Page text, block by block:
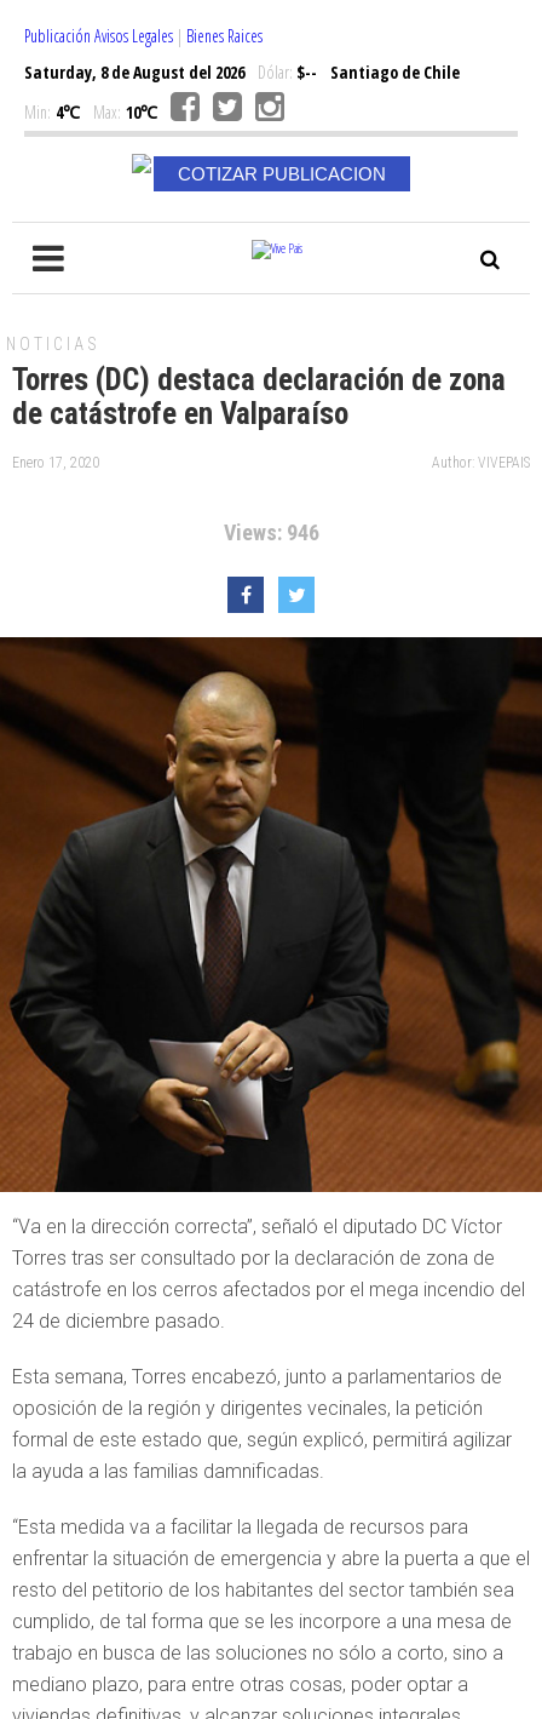
Publicación Avisos Legales | Bienes Raices
Saturday, 8 de August del 2026Dólar: $--
Santiago de Chile
Min: 4℃ Max: 10℃
COTIZAR PUBLICACION
NOTICIAS
Torres (DC) destaca declaración de zona
de catástrofe en Valparaíso
Enero 17, 2020 Author: VIVEPAIS
Views: 946
“Va en la dirección correcta”, señaló el diputado DC Víctor
Torres tras ser consultado por la declaración de zona de
catástrofe en los cerros afectados por el mega incendio del
24 de diciembre pasado.
Esta semana, Torres encabezó, junto a parlamentarios de
oposición de la región y dirigentes vecinales, la petición
formal de este estado que, según explicó, permitirá agilizar
la ayuda a las familias damnificadas.
“Esta medida va a facilitar la llegada de recursos para
enfrentar la situación de emergencia y abre la puerta a que el
resto del petitorio de los habitantes del sector también sea
cumplido, de tal forma que se les incorpore a una mesa de
trabajo en busca de las soluciones no sólo a corto, sino a
mediano plazo, para entre otras cosas, poder optar a